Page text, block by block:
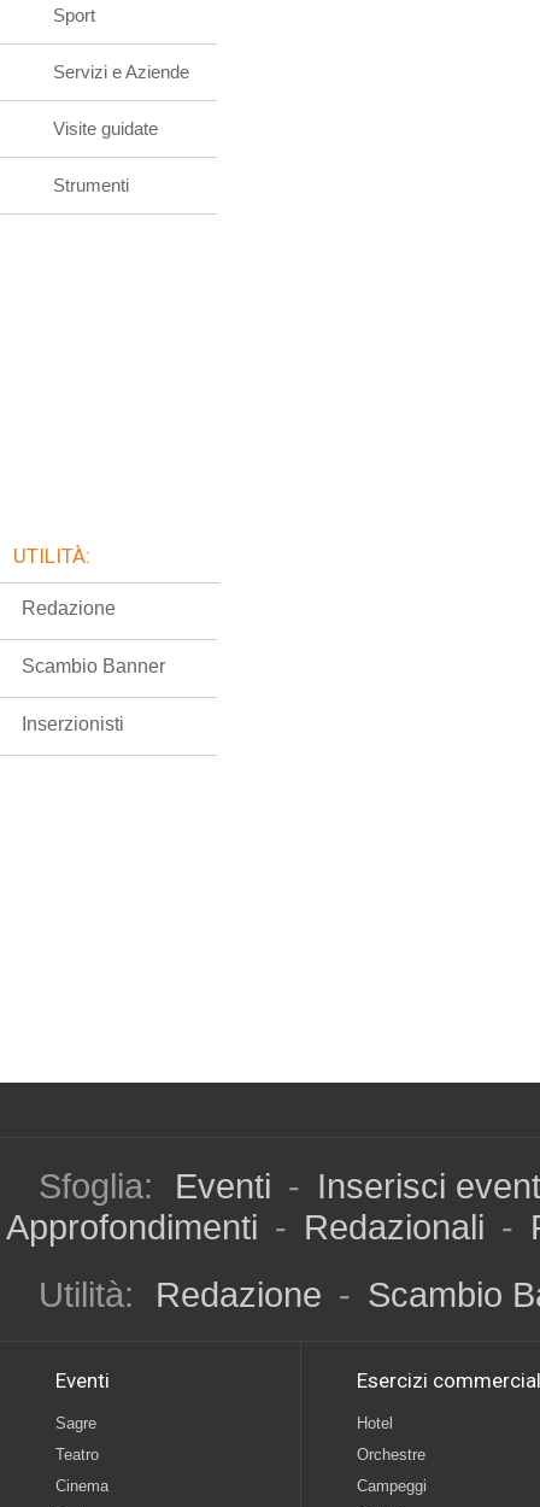
Sport
Servizi e Aziende
Visite guidate
Strumenti
UTILITÀ:
Redazione
Scambio Banner
Inserzionisti
Sfoglia: Eventi - Inserisci
Approfondimenti - Redazionali -
Utilità:
Redazione - Scambio
Eventi
Sagre
Teatro
Cinema
Esercizi
Hotel
Orchestre
Campeggi